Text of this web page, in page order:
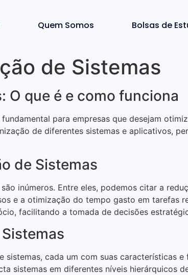
Quem Somos Bolsas de
de Sistemas
O que é e como funciona
para empresas que desejam
de diferentes sistemas e aplicativos,
de Sistemas
inúmeros. Entre eles, podemos citar a
e a otimização do tempo gasto em tarefas
facilitando a tomada de decisões
cada um com suas características
sistemas em diferentes níveis hierárquicos